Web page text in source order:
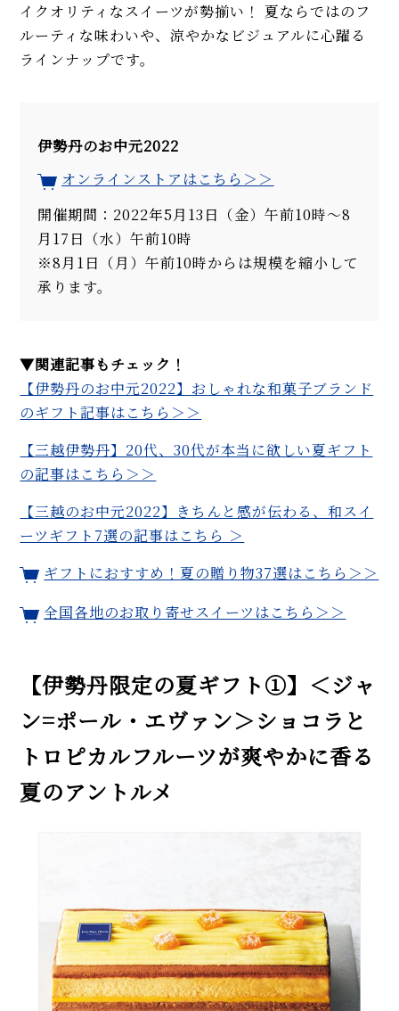
イクオリティなスイーツが勢揃い！ 夏ならではのフ
ルーティな味わいや、涼やかなビジュアルに心躍る
ラインナップです。
伊勢丹のお中元2022
オンラインストアはこちら＞＞
開催期間：2022年5月13日（金）午前10時～8
月17日（水）午前10時
※8月1日（月）午前10時からは規模を縮小して
承ります。
▼関連記事もチェック！
【伊勢丹のお中元2022】おしゃれな和菓子ブランド
のギフト記事はこちら＞＞
【三越伊勢丹】20代、30代が本当に欲しい夏ギフト
の記事はこちら＞＞
【三越のお中元2022】きちんと感が伝わる、和スイ
ーツギフト7選の記事はこちら ＞
ギフトにおすすめ！夏の贈り物37選はこちら＞＞
全国各地のお取り寄せスイーツはこちら＞＞
【伊勢丹限定の夏ギフト①】＜ジャ
ン=ポール・エヴァン＞ショコラと
トロピカルフルーツが爽やかに香る
夏のアントルメ